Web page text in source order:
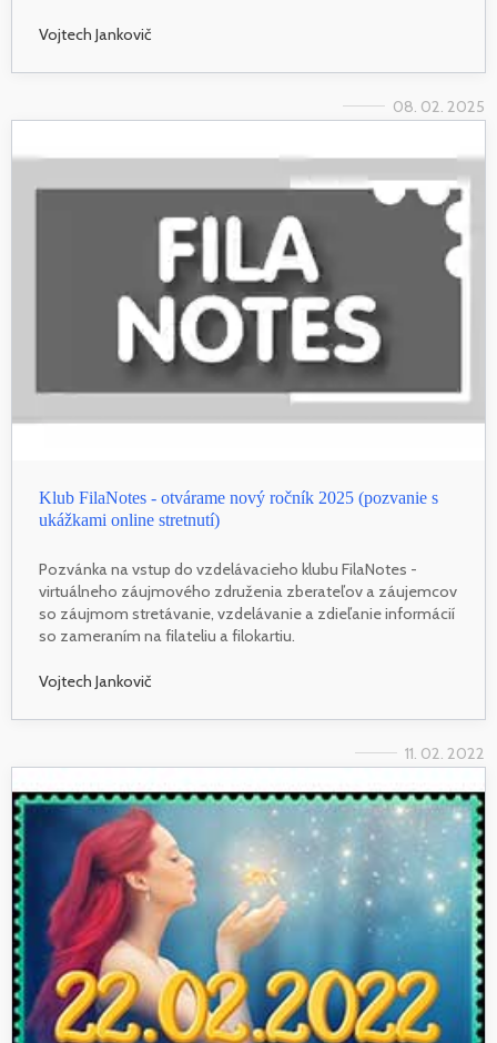
Vojtech Jankovič
08. 02. 2025
Klub FilaNotes - otvárame nový ročník 2025 (pozvanie s
ukážkami online stretnutí)
Pozvánka na vstup do vzdelávacieho klubu FilaNotes -
virtuálneho záujmového združenia zberateľov a záujemcov
so záujmom stretávanie, vzdelávanie a zdieľanie informácií
so zameraním na filateliu a filokartiu.
Vojtech Jankovič
11. 02. 2022